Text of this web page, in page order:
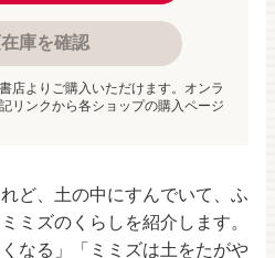
ど、土の中にすんでいて、ふ
ミズのくらしを紹介します。
なる」「ミミズは土をたがや
庫を確認
店よりご購入いただけます。オンラ
リンクから各ショップの購入ページ